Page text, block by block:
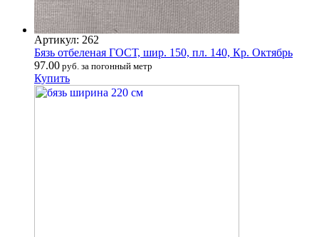
Артикул: 262
Бязь отбеленая ГОСТ, шир. 150, пл. 140, Кр. Октябрь
97.00 руб. за погонный метр
Купить